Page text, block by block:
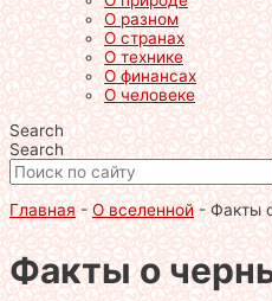
О разном
О странах
О технике
О финансах
О человеке
Search
Search
Главная-О вселенной-Факты
Факты о